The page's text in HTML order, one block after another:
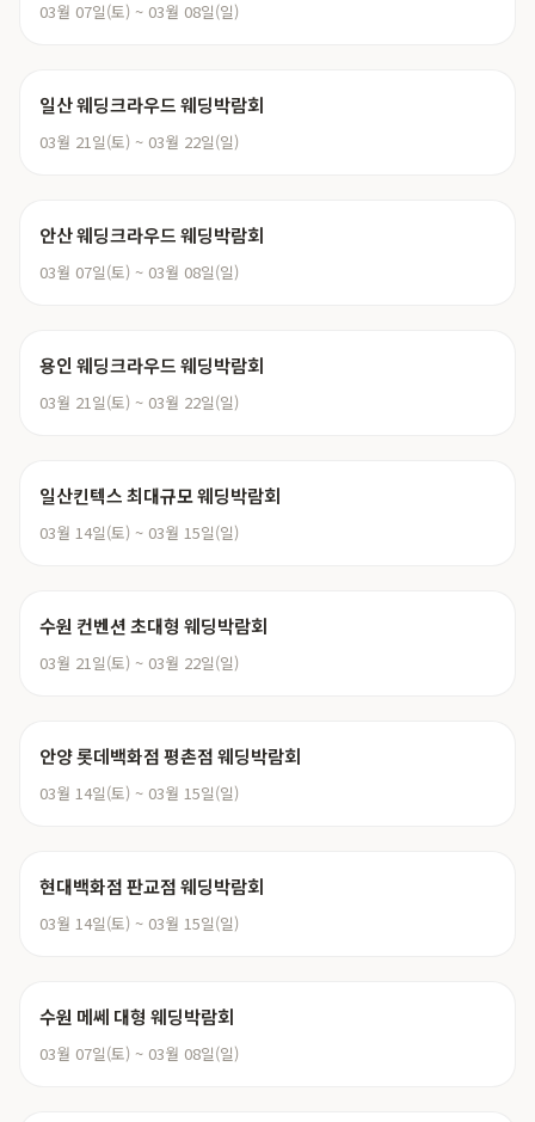
03월 07일(토) ~ 03월 08일(일)
일산 웨딩크라우드 웨딩박람회
03월 21일(토) ~ 03월 22일(일)
안산 웨딩크라우드 웨딩박람회
03월 07일(토) ~ 03월 08일(일)
용인 웨딩크라우드 웨딩박람회
03월 21일(토) ~ 03월 22일(일)
일산킨텍스 최대규모 웨딩박람회
03월 14일(토) ~ 03월 15일(일)
수원 컨벤션 초대형 웨딩박람회
03월 21일(토) ~ 03월 22일(일)
안양 롯데백화점 평촌점 웨딩박람회
03월 14일(토) ~ 03월 15일(일)
현대백화점 판교점 웨딩박람회
03월 14일(토) ~ 03월 15일(일)
수원 메쎄 대형 웨딩박람회
03월 07일(토) ~ 03월 08일(일)